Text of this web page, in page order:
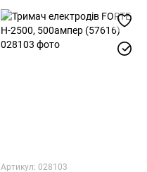
Артикул: 028103